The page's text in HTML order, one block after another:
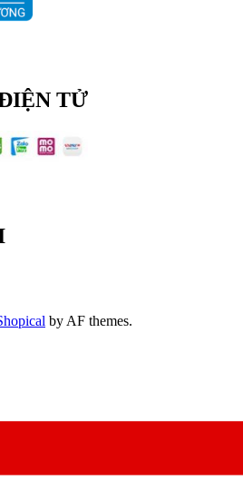
TỬ
by AF themes.